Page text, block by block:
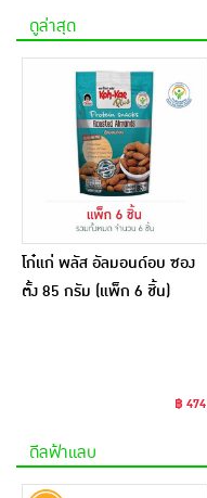
ดูล่าสุด
โก๋แก่ พลัส อัลมอนด์อบ ซอง
ตั้ง 85 กรัม (แพ็ก 6 ชิ้น)
฿ 474
ดีลฟ้าแลบ